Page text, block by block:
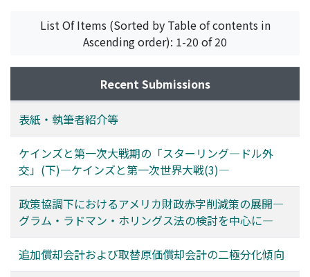
List Of Items (Sorted by Table of contents in
Ascending order): 1-20 of 20
Recent Submissions
表紙・執筆者紹介等
ケインズと第一次大戦期の「スターリング―ドル外
交」(下)―ケインズと第一次世界大戦(3)―
政策協調下におけるアメリカ財政赤字削減策の展開―
グラム・ラドマン・ホリングス法の検討を中心に―
追加償却会計および取替原価償却会計の二極分化傾向